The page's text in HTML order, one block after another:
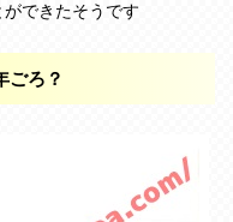
できたそうです
ろ？